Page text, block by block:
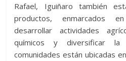
Rafael, Iguiñaro también
productos, enmarcados
desarrollar actividades
químicos y diversificar la
comunidades están ubicadas